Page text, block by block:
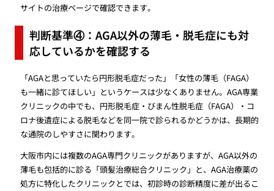
サイトの治療ページで確認できます。
判断基準④：AGA以外の薄毛・脱毛症にも対
応しているかを確認する
「AGAと思っていたら円形脱毛症だった」「女性の薄毛（FAGA）
も一緒に診てほしい」というケースは少なくありません。AGA専業
クリニックの中でも、円形脱毛症・びまん性脱毛症（FAGA）・コ
ロナ後遺症による脱毛などを同一院で診られるかどうかは、長期的
な通院のしやすさに関わります。
大阪市内には複数のAGA専門クリニックがありますが、AGA以外の
薄毛も包括的に診る「頭髪治療総合クリニック」と、AGA治療薬の
処方に特化したクリニックとでは、初診時の診断精度に差が出るこ